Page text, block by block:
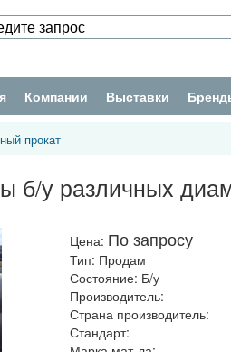
Компании Выставки
прокат
б/у различных
Цена: По запросу
Тип: Продам
Состояние: Б/у
Производитель:
Страна производитель:
Стандарт: